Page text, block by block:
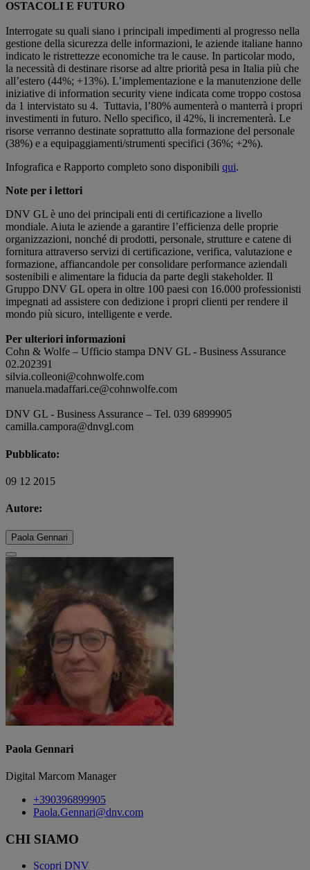
OSTACOLI E FUTURO
Interrogate su quali siano i principali impedimenti al progresso nella
gestione della sicurezza delle informazioni, le aziende italiane hanno
indicato le ristrettezze economiche tra le cause. In particolar modo,
la necessità di destinare risorse ad altre priorità pesa in Italia più che
all’estero (44%; +13%). L’implementazione e la manutenzione delle
iniziative di information security viene indicata come troppo costosa
da 1 intervistato su 4. Tuttavia, l’80% aumenterà o manterrà i propri
investimenti in futuro. Nello specifico, il 42%, li incrementerà. Le
risorse verranno destinate soprattutto alla formazione del personale
(38%) e a equipaggiamenti/strumenti specifici (36%; +2%).
Infografica e Rapporto completo sono disponibili qui.
Note per i lettori
DNV GL è uno dei principali enti di certificazione a livello
mondiale. Aiuta le aziende a garantire l’efficienza delle proprie
organizzazioni, nonché di prodotti, personale, strutture e catene di
fornitura attraverso servizi di certificazione, verifica, valutazione e
formazione, affiancandole per consolidare performance aziendali
sostenibili e alimentare la fiducia da parte degli stakeholder. Il
Gruppo DNV GL opera in oltre 100 paesi con 16.000 professionisti
impegnati ad assistere con dedizione i propri clienti per rendere il
mondo più sicuro, intelligente e verde.
Per ulteriori informazioni
Cohn & Wolfe – Ufficio stampa DNV GL - Business Assurance
02.202391
silvia.colleoni@cohnwolfe.com
manuela.madaffari.ce@cohnwolfe.com
DNV GL - Business Assurance – Tel. 039 6899905
camilla.campora@dnvgl.com
Pubblicato:
09 12 2015
Autore:
Paola Gennari
Paola Gennari
Digital Marcom Manager
+390396899905
Paola.Gennari@dnv.com
CHI SIAMO
Scopri DNV